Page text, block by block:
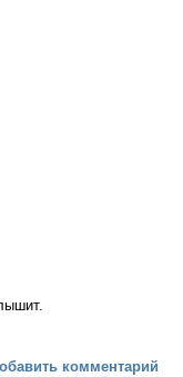
рассвет...комментарий